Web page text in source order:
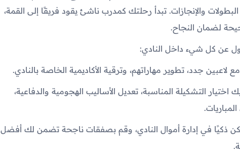
والإنجازات. تبدأ رحلتك كمدرب ناشئ يقود فريقًا إلى القمة،
لضمان النجاح.
عن كل شيء داخل النادي:
لاعبين جدد، تطوير مهاراتهم، وترقية الأكاديمية الخاصة بالنادي.
التشكيلة المناسبة، تعديل الأساليب الهجومية والدفاعية،
كن ذكيًا في إدارة أموال النادي، وقم بصفقات ناجحة تضمن لك أفضل